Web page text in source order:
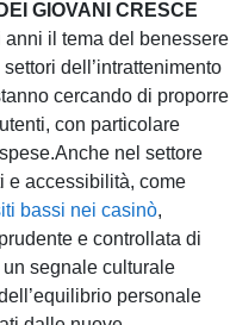
GIOVANI CRESCE
anni il tema del benessere
dell’intrattenimento
cercando di proporre
con particolare
nel settore
e accessibilità, come
bassi nei casinò,
e controllata di
segnale culturale
personale